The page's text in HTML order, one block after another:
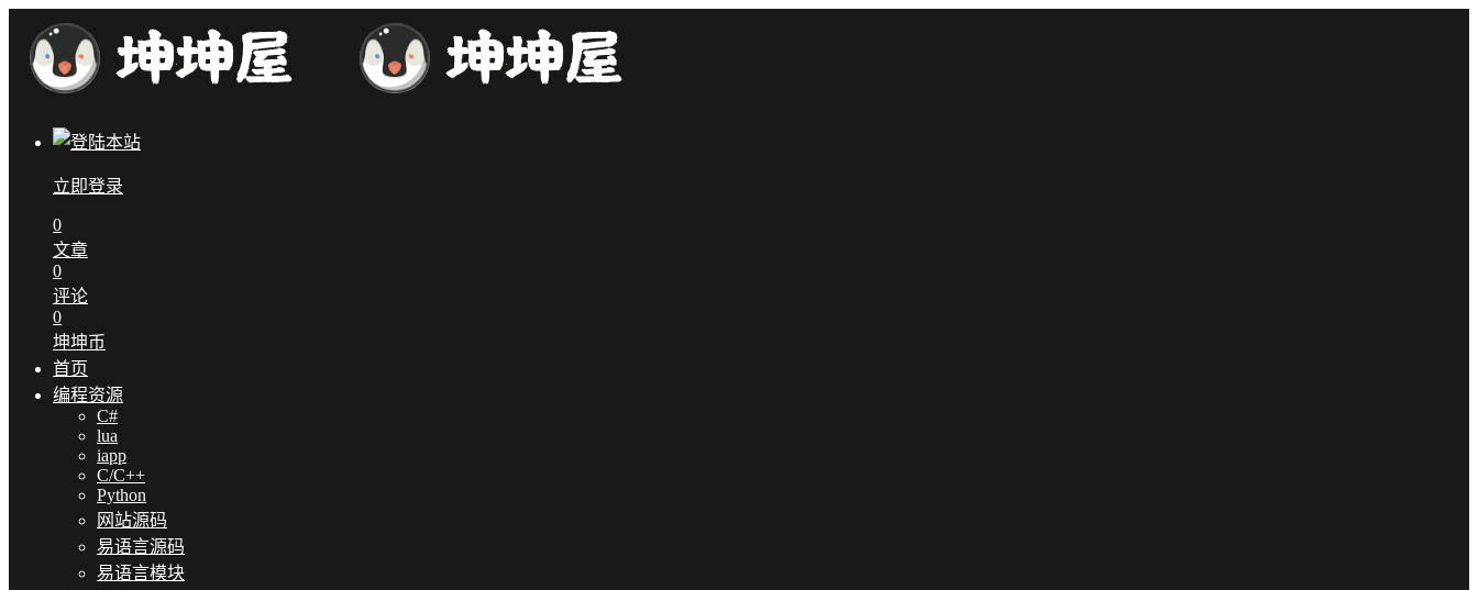
立即登录
0
文章
0
评论
0
坤坤币
首页
编程资源
C#
lua
iapp
C/C++
Python
网站源码
易语言源码
易语言模块